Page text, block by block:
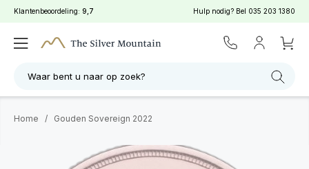
Klantenbeoordeling: 9,7 Hulp nodig? Bel 035 203 1380
Waar bent u naar op zoek?
Home / Gouden Sovereign 2022